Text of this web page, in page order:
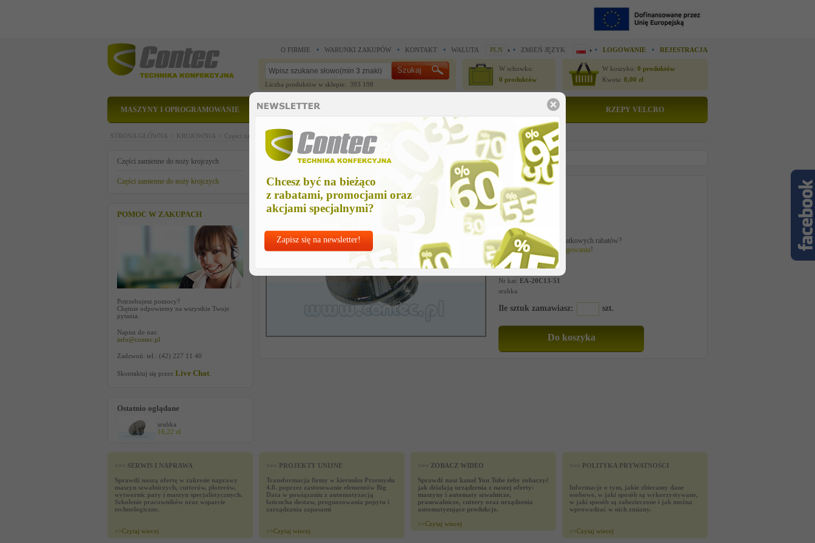
Chcesz być na bieżąco
z rabatami, promocjami oraz
akcjami specjalnymi?
Zapisz się na newsletter!
O FIRMIE WARUNKI ZAKUPÓW KONTAKT WALUTA PLN ZMIEŃ JĘZYK LOGOWANIE REJESTRACJA
Liczba produktów w sklepie: 393 198
W schowku:
0 produktów
W koszyku: 0 produktów
Kwota: 0,00 zł
MASZYNY I OPROGRAMOWANIE CZĘŚCI ZAMIENNE RZEPY VELCRO
STRONA GŁÓWNA > KROJOWNIA > Części zamienne do noży krojczych >Części zamienne do noży krojczych > srubka
Części zamienne do noży krojczych
Części zamienne do noży krojczych
POMOC W ZAKUPACH
Potrzebujesz pomocy?
Chętnie odpowiemy na wszystkie Twoje
pytania.
Napisz do nas:
info@contec.pl
Zadzwoń: tel.: (42) 227 11 40
Skontaktuj się przez Live Chat
Ostatnio oglądane
srubka
16,22 zł
srubka
Cena netto
16,22 zł
Chcesz korzystać z dodatkowych rabatów?
Najlepszeceny pozalogowaniu!
Nr kat: EA-20C13-51
srubka
Ile sztuk zamawiasz: szt.
>>> SERWIS I NAPRAWA
Sprawdź naszą ofertę w zakresie naprawy
maszyn szwalniczych, cutterów, ploterów,
wytwornic pary i maszyn specjalistycznych.
Szkolenie pracowników oraz wsparcie
technologiczne.
>>Czytaj wiecej
>>> PROJEKTY UNIJNE
Transformacja firmy w kierunku Przemysłu
4.0. poprzez zastosowanie elementów Big
Data w powiązaniu z automatyzacją
łańcucha dostaw, prognozowania popytu i
zarządzania zapasami
>>Czytaj wiecej
>>> ZOBACZ WIDEO
Sprawdź nasz kanał You Tube żeby zobaczyć
jak działają urządzenia z naszej oferty:
maszyny i automaty szwalnicze,
prasowalnicze, cuttery oraz urządzenia
automatyzujące produkcje.
>>Czytaj wiecej
>>> POLITYKA PRYWATNOŚCI
Informacje o tym, jakie zbieramy dane
osobowe, w jaki sposób są wykorzystywane,
w jaki sposób są zabezieczone i jak można
wprowadzać w nich zmiany.
>>Czytaj wiecej